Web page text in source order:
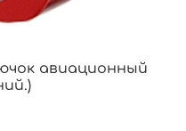
авиационный